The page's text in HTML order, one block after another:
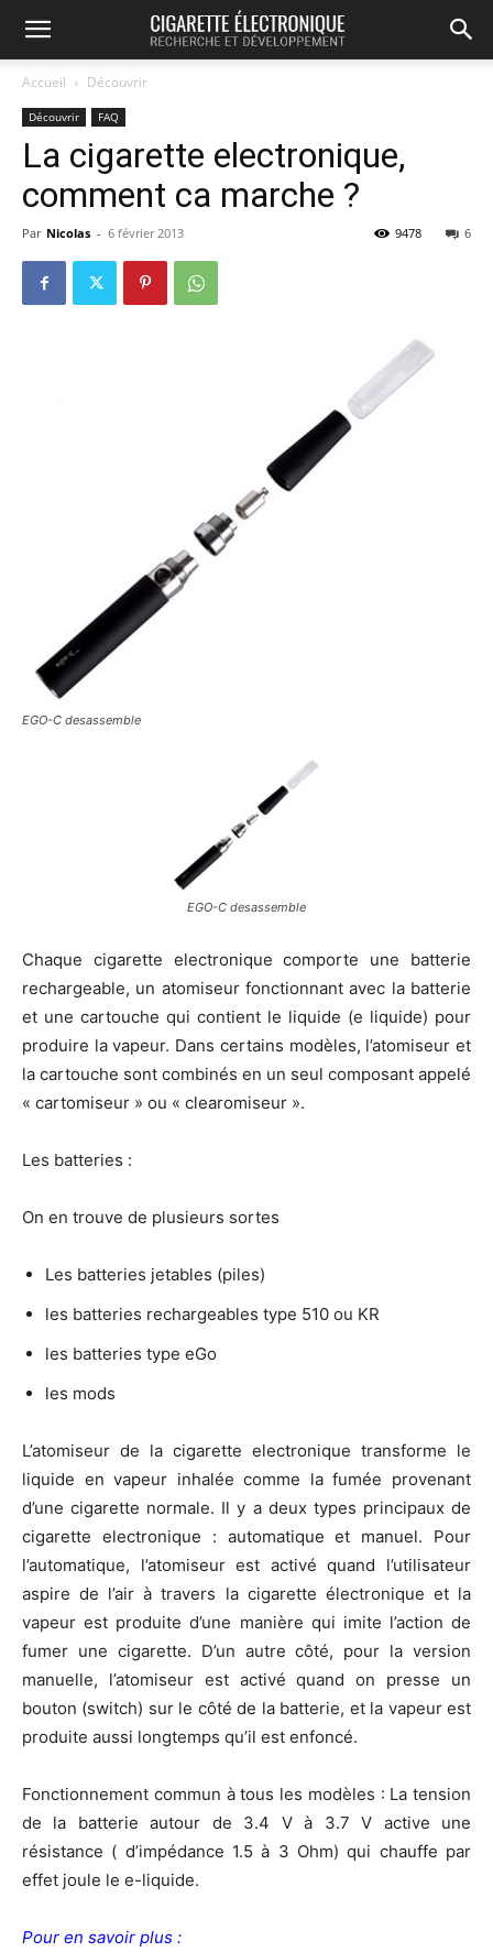
Accueil Découvrir
Découvrir FAQ
La cigarette electronique,
comment ca marche ?
Par Nicolas - 6 février 2013 6
9478
EGO-C desassemble
EGO-C desassemble
Chaque cigarette electronique comporte une batterie
rechargeable, un atomiseur fonctionnant avec la batterie
et une cartouche qui contient le liquide (e liquide) pour
produire la vapeur. Dans certains modèles, l’atomiseur et
la cartouche sont combinés en un seul composant appelé
« cartomiseur » ou « clearomiseur ».
Les batteries :
On en trouve de plusieurs sortes
Les batteries jetables (piles)
les batteries rechargeables type 510 ou KR
les batteries type eGo
les mods
L’atomiseur de la cigarette electronique transforme le
liquide en vapeur inhalée comme la fumée provenant
d’une cigarette normale. Il y a deux types principaux de
cigarette electronique : automatique et manuel. Pour
l’automatique, l’atomiseur est activé quand l’utilisateur
aspire de l’air à travers la cigarette électronique et la
vapeur est produite d’une manière qui imite l’action de
fumer une cigarette. D’un autre côté, pour la version
manuelle, l’atomiseur est activé quand on presse un
bouton (switch) sur le côté de la batterie, et la vapeur est
produite aussi longtemps qu’il est enfoncé.
Fonctionnement commun à tous les modèles : La tension
de la batterie autour de 3.4 V à 3.7 V active une
résistance ( d’impédance 1.5 à 3 Ohm) qui chauffe par
effet joule le e-liquide.
Pour en savoir plus :